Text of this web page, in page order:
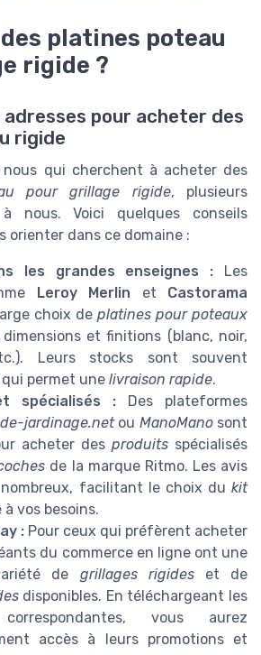
platines poteau
rigide ?
adresses pour acheter des
rigide
qui cherchent à acheter des
pour grillage rigide, plusieurs
nous. Voici quelques conseils
orienter dans ce domaine :
les grandes enseignes : Les
Leroy Merlin et Castorama
choix de platines pour poteaux
et finitions (blanc, noir,
Leurs stocks sont souvent
permet une livraison rapide.
spécialisés : Des plateformes
jardinage.netou ManoManosont
acheter des produits spécialisés
de la marque Ritmo. Les avis
facilitant le choix du kit
à vos besoins.
: Pour ceux qui préfèrent acheter
du commerce en ligne ont une
de grillages rigideset de
disponibles. En téléchargeant les
vous aurez
accès à leurs promotions et